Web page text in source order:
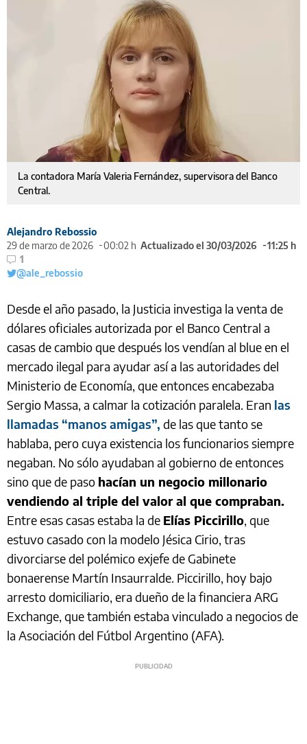
La contadora María Valeria Fernández, supervisora del Banco
Central.
Alejandro Rebossio
29 de marzo de 2026
00:02 h Actualizado el 30/03/2026
11:25 h
1
@ale_rebossio
Desde el año pasado, la Justicia investiga la venta de
dólares oficiales autorizada por el Banco Central a
casas de cambio que después los vendían al blue en el
mercado ilegal para ayudar así a las autoridades del
Ministerio de Economía, que entonces encabezaba
Sergio Massa, a calmar la cotización paralela. Eran las
llamadas “manos amigas”, de las que tanto se
hablaba, pero cuya existencia los funcionarios siempre
negaban. No sólo ayudaban al gobierno de entonces
sino que de paso hacían un negocio millonario
vendiendo al triple del valor al que compraban.
Entre esas casas estaba la de Elías Piccirillo, que
estuvo casado con la modelo Jésica Cirio, tras
divorciarse del polémico exjefe de Gabinete
bonaerense Martín Insaurralde. Piccirillo, hoy bajo
arresto domiciliario, era dueño de la financiera ARG
Exchange, que también estaba vinculado a negocios de
la Asociación del Fútbol Argentino (AFA).